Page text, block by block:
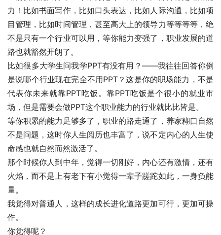
力！比如书面写作，比如口头表达，比如人际沟通，比如项
目管理，比如时间管理，甚至高大上的领导力等等等等，绝
不是只有一个行业可以用，等你能力变强了，职业发展的道
路也就豁然开朗了。
比如很多大学生问我学PPT有没有用？——我往往回答你倒
是说哪个行业现在完全不用PPT？这是你的职场能力，不是
代表你未来就靠PPT吃饭。靠PPT吃饭是个很小的就业市
场，但是需要会做PPT这个职业能力的行业就比比皆是。
等你积累的能力足够多了，职业的路走通了，养家糊口自然
不是问题，这时你人生阅历也丰富了，说不定内心的人生使
命感也就自然而然激活了。
那个时候你人到中年，觉得一切刚好，内心还有激情，还有
火焰，而不是上有老下有小觉得一辈子蹉跎如此，一身负能
量。
我觉得对普通人，这样的成长进化道路更加可行，更加可操
作。
你觉得呢？